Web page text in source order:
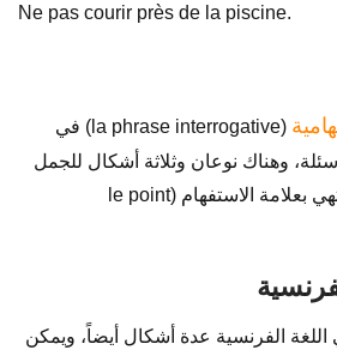
Ne pas courir près de la piscine.
(la phrase interrogative) في
وهناك نوعان وثلاثة أشكال للجمل
الاستفهامية، وجميعها تنتهي بعلامة الاستفهام (le point
الفرنسية عدة أشكال أيضاً، ويمكن